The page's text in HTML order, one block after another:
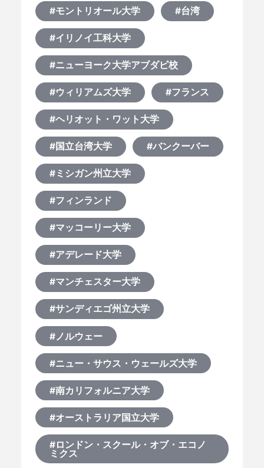
#モントリオール大学 #台湾
#イリノイ工科大学
#ニューヨーク大学アブダビ校
#ウィリアムズ大学 #フランス
#ヘリオット・ワット大学
#国立台湾大学 #バンクーバー
#ミシガン州立大学
#フィンランド
#マッコーリー大学
#アデレード大学
#マンチェスター大学
#サンディエゴ州立大学
#ノルウェー
#ニュー・サウス・ウェールズ大学
#南カリフォルニア大学
#オーストラリア国立大学
#ロンドン・スクール・オブ・エコノ
ミクス